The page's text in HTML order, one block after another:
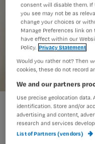
Meer hbo-
consent will disable them. If
you see may not be as
change your choices or
Manage Preferences link
have effect within our
Policy. Privacy Statement
Would you rather not? Then
cookies, these do not record
We and our partners
Use precise geolocation
identification. Store and/or
advertising and content,
research and services
List of Partners (vendors)